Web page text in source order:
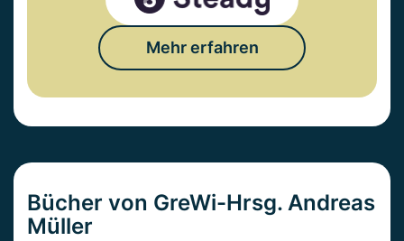
Mehr erfahren
Bücher von GreWi-Hrsg. Andreas
Müller